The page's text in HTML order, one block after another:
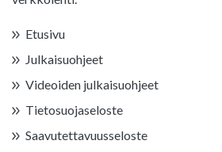
Etusivu
Julkaisuohjeet
Videoiden julkaisuohjeet
Tietosuojaseloste
Saavutettavuusseloste